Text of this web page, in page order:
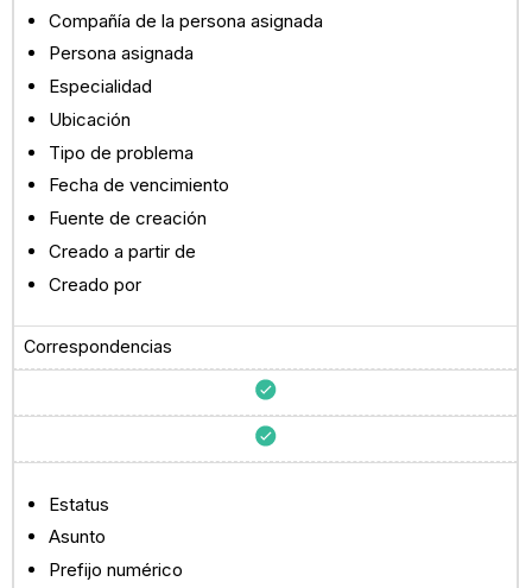
Compañía de la persona asignada
Persona asignada
Especialidad
Ubicación
Tipo de problema
Fecha de vencimiento
Fuente de creación
Creado a partir de
Creado por
Correspondencias
Estatus
Asunto
Prefijo numérico